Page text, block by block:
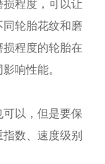
程度，可以让
轮胎花纹和磨
程度的轮胎在
响性能。
以，但是要保
数、速度级别